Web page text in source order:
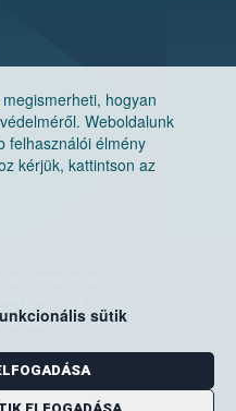
megismerheti, hogyan
Weboldalunk
felhasználói élmény
kérjük, kattintson az
sütik
biztonsági Hivatal
Pf. 30.
263-244